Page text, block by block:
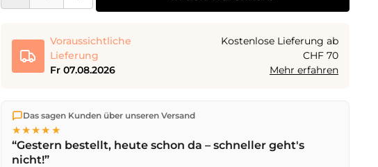
Voraussichtliche
Lieferung
Fr 07.08.2026
Kostenlose Lieferung ab
CHF 70
Mehr erfahren
Wir versenden direkt aus unserem Lager in Kriens. Ab
die Lieferung kostenlos. Bestellungen bis
noch am selben Tag versendet – Zustellung am
Werktagmit der Schweizerischen Post.
Das sagen Kunden über unseren Versand
★★★★★
“Gestern bestellt, heute schon da – schneller geht's
nicht!”